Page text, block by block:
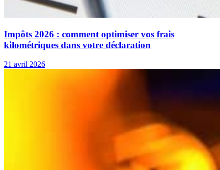
Impôts 2026 : comment optimiser vos frais
kilométriques dans votre déclaration
21 avril 2026